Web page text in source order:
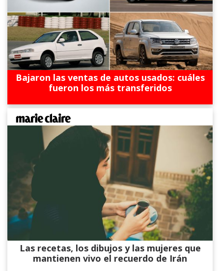
Bajaron las ventas de autos usados: cuáles
fueron los más transferidos
Las recetas, los dibujos y las mujeres que
mantienen vivo el recuerdo de Irán